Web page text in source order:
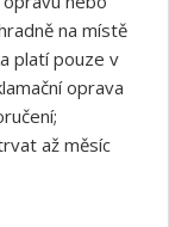
na místě
platí pouze v
oprava
až měsíc